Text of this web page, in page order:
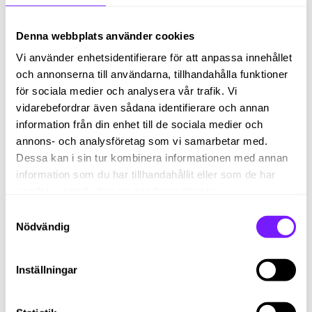
Denna webbplats använder cookies
Vi använder enhetsidentifierare för att anpassa innehållet
och annonserna till användarna, tillhandahålla funktioner
för sociala medier och analysera vår trafik. Vi
vidarebefordrar även sådana identifierare och annan
information från din enhet till de sociala medier och
annons- och analysföretag som vi samarbetar med.
Dessa kan i sin tur kombinera informationen med annan
information som du har tillhandahållit eller som de har
Nödvändig
Inställningar
MATCHA RÄTT
Viktigt att tänka på när du väljer rekryterare
Att välja rätt rekryterare kan vara avgörande för att hitta
den perfekta kandidaten för din organisation. Men det
MATCHA RÄTT